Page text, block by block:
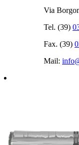
Via
Tel. (39)
Fax. (39)
Mail: